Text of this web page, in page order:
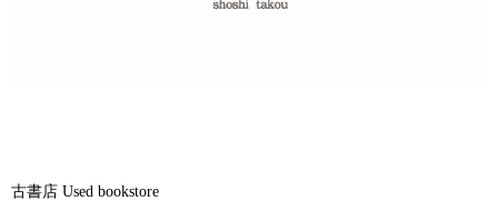
古書店 Used bookstore